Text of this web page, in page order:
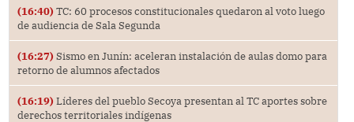
(16:40) TC: 60 procesos constitucionales quedaron al voto luego
de audiencia de Sala Segunda
(16:27) Sismo en Junín: aceleran instalación de aulas domo para
retorno de alumnos afectados
(16:19) Líderes del pueblo Secoya presentan al TC aportes sobre
derechos territoriales indígenas